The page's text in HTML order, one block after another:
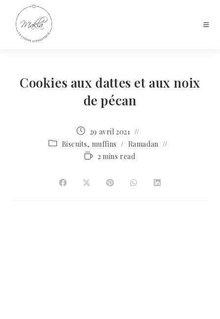
Cookies aux dattes et aux noix
de pécan
29 avril 2021
Biscuits, muffins / Ramadan
2 mins read